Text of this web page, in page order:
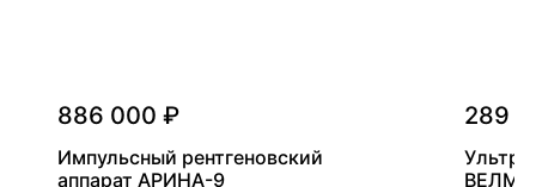
886 000 ₽
Импульсный рентгеновский
аппарат АРИНА-9
289